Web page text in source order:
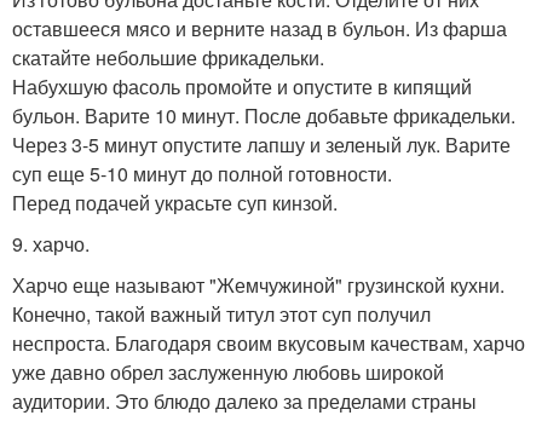
оставшееся мясо и верните назад в бульон. Из фарша
скатайте небольшие фрикадельки.
Набухшую фасоль промойте и опустите в кипящий
бульон. Варите 10 минут. После добавьте фрикадельки.
Через 3-5 минут опустите лапшу и зеленый лук. Варите
суп еще 5-10 минут до полной готовности.
Перед подачей украсьте суп кинзой.
9. харчо.
Харчо еще называют "Жемчужиной" грузинской кухни.
Конечно, такой важный титул этот суп получил
неспроста. Благодаря своим вкусовым качествам, харчо
уже давно обрел заслуженную любовь широкой
аудитории. Это блюдо далеко за пределами страны